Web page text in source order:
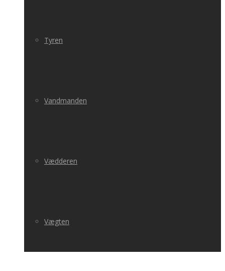
Tyren
Vandmanden
Vædderen
Vægten